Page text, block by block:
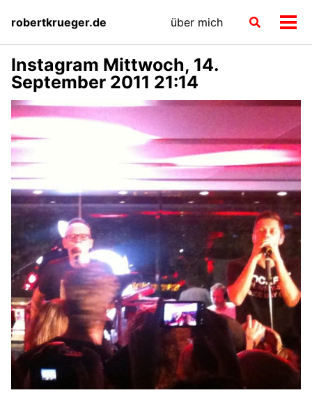
primary
navigation
content
footer
robertkrueger.de über mich
Toggle
Instagram Mittwoch, 14.
September 2011 21:14